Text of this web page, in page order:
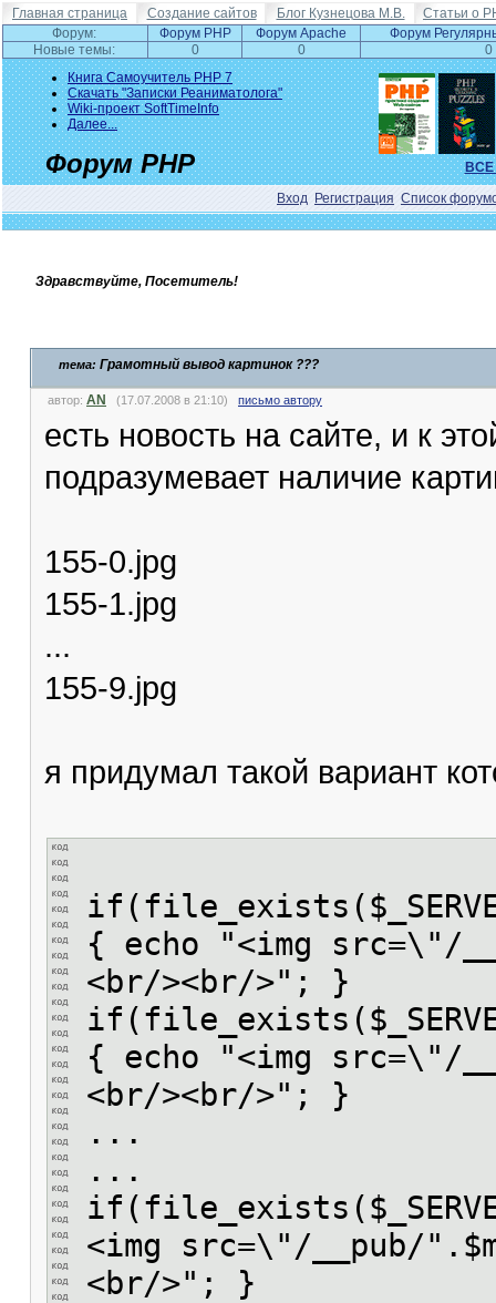
Главная страница Создание сайтов Блог Кузнецова М.В.
Статьи о
Форум:
Форум PHP Форум Apache
Форум
Новые темы:
0 0
0
Книга Самоучитель PHP 7
Скачать "Записки Реаниматолога"
Wiki-проект SoftTimeInfo
Далее...
ВСЕ
Форум PHP
Вход Регистрация Список
Здравствуйте, Посетитель!
тема: Грамотный вывод картинок ???
автор: AN (17.07.2008 в 21:10) письмо автору
есть новость на сайте, и к
подразумевает наличие
155-0.jpg
155-1.jpg
...
155-9.jpg
я придумал такой вариант
{ echo "<img src=\"/
<br/><br/>"; }
{ echo "<img src=\"/
<br/><br/>"; }
...
...
<img src=\"/__pub/
<br/>"; }